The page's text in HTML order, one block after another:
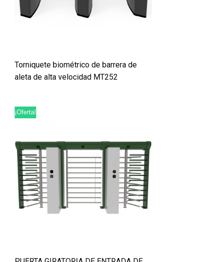
Torniquete biométrico de barrera de
aleta de alta velocidad MT252
¡Oferta!